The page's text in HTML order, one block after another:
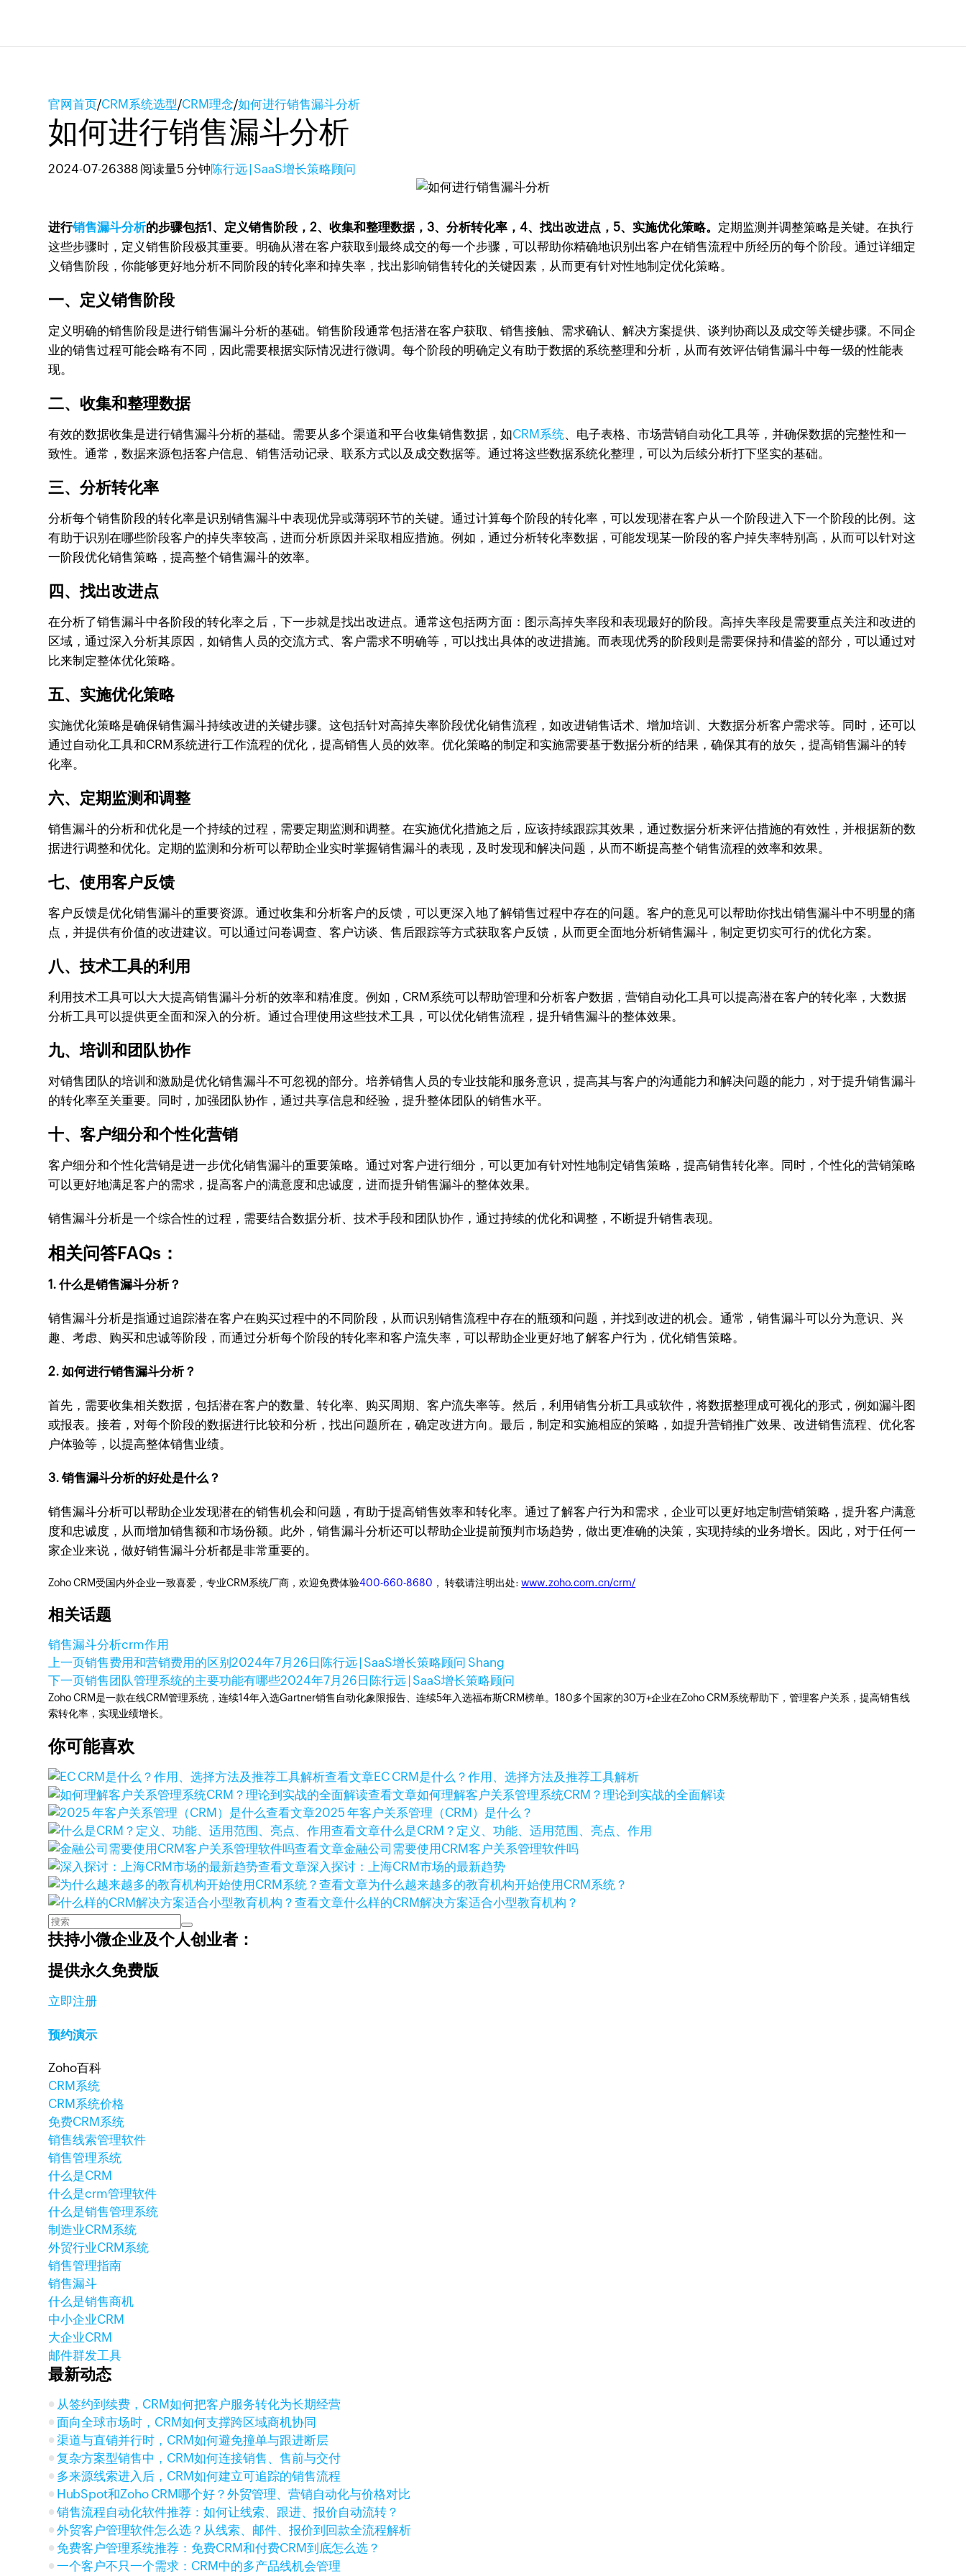
官网首页/CRM系统选型/CRM理念/如何进行销售漏斗分析
如何进行销售漏斗分析
2024-07-26388 阅读量5 分钟陈行远 | SaaS增长策略顾问
进行销售漏斗分析的步骤包括1、定义销售阶段，2、收集和整理数据，3、分析转化率，4、找出改进点，5、实施优化策略。 定期监测并调整策略是关键。在执行
这些步骤时，定义销售阶段极其重要。明确从潜在客户获取到最终成交的每一个步骤，可以帮助你精确地识别出客户在销售流程中所经历的每个阶段。通过详细定
义销售阶段，你能够更好地分析不同阶段的转化率和掉失率，找出影响销售转化的关键因素，从而更有针对性地制定优化策略。
一、定义销售阶段
定义明确的销售阶段是进行销售漏斗分析的基础。销售阶段通常包括潜在客户获取、销售接触、需求确认、解决方案提供、谈判协商以及成交等关键步骤。不同企
业的销售过程可能会略有不同，因此需要根据实际情况进行微调。每个阶段的明确定义有助于数据的系统整理和分析，从而有效评估销售漏斗中每一级的性能表
现。
二、收集和整理数据
有效的数据收集是进行销售漏斗分析的基础。需要从多个渠道和平台收集销售数据，如CRM系统、电子表格、市场营销自动化工具等，并确保数据的完整性和一
致性。通常，数据来源包括客户信息、销售活动记录、联系方式以及成交数据等。通过将这些数据系统化整理，可以为后续分析打下坚实的基础。
三、分析转化率
分析每个销售阶段的转化率是识别销售漏斗中表现优异或薄弱环节的关键。通过计算每个阶段的转化率，可以发现潜在客户从一个阶段进入下一个阶段的比例。这
有助于识别在哪些阶段客户的掉失率较高，进而分析原因并采取相应措施。例如，通过分析转化率数据，可能发现某一阶段的客户掉失率特别高，从而可以针对这
一阶段优化销售策略，提高整个销售漏斗的效率。
四、找出改进点
在分析了销售漏斗中各阶段的转化率之后，下一步就是找出改进点。通常这包括两方面：图示高掉失率段和表现最好的阶段。高掉失率段是需要重点关注和改进的
区域，通过深入分析其原因，如销售人员的交流方式、客户需求不明确等，可以找出具体的改进措施。而表现优秀的阶段则是需要保持和借鉴的部分，可以通过对
比来制定整体优化策略。
五、实施优化策略
实施优化策略是确保销售漏斗持续改进的关键步骤。这包括针对高掉失率阶段优化销售流程，如改进销售话术、增加培训、大数据分析客户需求等。同时，还可以
通过自动化工具和CRM系统进行工作流程的优化，提高销售人员的效率。优化策略的制定和实施需要基于数据分析的结果，确保其有的放矢，提高销售漏斗的转
化率。
六、定期监测和调整
销售漏斗的分析和优化是一个持续的过程，需要定期监测和调整。在实施优化措施之后，应该持续跟踪其效果，通过数据分析来评估措施的有效性，并根据新的数
据进行调整和优化。定期的监测和分析可以帮助企业实时掌握销售漏斗的表现，及时发现和解决问题，从而不断提高整个销售流程的效率和效果。
七、使用客户反馈
客户反馈是优化销售漏斗的重要资源。通过收集和分析客户的反馈，可以更深入地了解销售过程中存在的问题。客户的意见可以帮助你找出销售漏斗中不明显的痛
点，并提供有价值的改进建议。可以通过问卷调查、客户访谈、售后跟踪等方式获取客户反馈，从而更全面地分析销售漏斗，制定更切实可行的优化方案。
八、技术工具的利用
利用技术工具可以大大提高销售漏斗分析的效率和精准度。例如，CRM系统可以帮助管理和分析客户数据，营销自动化工具可以提高潜在客户的转化率，大数据
分析工具可以提供更全面和深入的分析。通过合理使用这些技术工具，可以优化销售流程，提升销售漏斗的整体效果。
九、培训和团队协作
对销售团队的培训和激励是优化销售漏斗不可忽视的部分。培养销售人员的专业技能和服务意识，提高其与客户的沟通能力和解决问题的能力，对于提升销售漏斗
的转化率至关重要。同时，加强团队协作，通过共享信息和经验，提升整体团队的销售水平。
十、客户细分和个性化营销
客户细分和个性化营销是进一步优化销售漏斗的重要策略。通过对客户进行细分，可以更加有针对性地制定销售策略，提高销售转化率。同时，个性化的营销策略
可以更好地满足客户的需求，提高客户的满意度和忠诚度，进而提升销售漏斗的整体效果。
销售漏斗分析是一个综合性的过程，需要结合数据分析、技术手段和团队协作，通过持续的优化和调整，不断提升销售表现。
相关问答FAQs：
1. 什么是销售漏斗分析？
销售漏斗分析是指通过追踪潜在客户在购买过程中的不同阶段，从而识别销售流程中存在的瓶颈和问题，并找到改进的机会。通常，销售漏斗可以分为意识、兴
趣、考虑、购买和忠诚等阶段，而通过分析每个阶段的转化率和客户流失率，可以帮助企业更好地了解客户行为，优化销售策略。
2. 如何进行销售漏斗分析？
首先，需要收集相关数据，包括潜在客户的数量、转化率、购买周期、客户流失率等。然后，利用销售分析工具或软件，将数据整理成可视化的形式，例如漏斗图
或报表。接着，对每个阶段的数据进行比较和分析，找出问题所在，确定改进方向。最后，制定和实施相应的策略，如提升营销推广效果、改进销售流程、优化客
户体验等，以提高整体销售业绩。
3. 销售漏斗分析的好处是什么？
销售漏斗分析可以帮助企业发现潜在的销售机会和问题，有助于提高销售效率和转化率。通过了解客户行为和需求，企业可以更好地定制营销策略，提升客户满意
度和忠诚度，从而增加销售额和市场份额。此外，销售漏斗分析还可以帮助企业提前预判市场趋势，做出更准确的决策，实现持续的业务增长。因此，对于任何一
家企业来说，做好销售漏斗分析都是非常重要的。
Zoho CRM受国内外企业一致喜爱，专业CRM系统厂商，欢迎免费体验400-660-8680 ， 转载请注明出处:www.zoho.com.cn/crm/
相关话题
销售漏斗分析crm作用
上一页销售费用和营销费用的区别2024年7月26日 陈行远 | SaaS增长策略顾问 Shang
下一页销售团队管理系统的主要功能有哪些2024年7月26日 陈行远 | SaaS增长策略顾问
Zoho CRM是一款在线CRM管理系统，连续14年入选Gartner销售自动化象限报告、连续5年入选福布斯CRM榜单。180多个国家的30万+企业在Zoho CRM系统帮助下，管理客户关系，提高销售线
索转化率，实现业绩增长。
你可能喜欢
查看文章EC CRM是什么？作用、选择方法及推荐工具解析
查看文章如何理解客户关系管理系统CRM？理论到实战的全面解读
查看文章2025 年客户关系管理（CRM）是什么？
查看文章什么是CRM？定义、功能、适用范围、亮点、作用
查看文章金融公司需要使用CRM客户关系管理软件吗
查看文章深入探讨：上海CRM市场的最新趋势
查看文章为什么越来越多的教育机构开始使用CRM系统？
查看文章什么样的CRM解决方案适合小型教育机构？
扶持小微企业及个人创业者：
提供永久免费版
立即注册
预约演示
Zoho百科
CRM系统
CRM系统价格
免费CRM系统
销售线索管理软件
销售管理系统
什么是CRM
什么是crm管理软件
什么是销售管理系统
制造业CRM系统
外贸行业CRM系统
销售管理指南
销售漏斗
什么是销售商机
中小企业CRM
大企业CRM
邮件群发工具
最新动态
从签约到续费，CRM如何把客户服务转化为长期经营
面向全球市场时，CRM如何支撑跨区域商机协同
渠道与直销并行时，CRM如何避免撞单与跟进断层
复杂方案型销售中，CRM如何连接销售、售前与交付
多来源线索进入后，CRM如何建立可追踪的销售流程
HubSpot和Zoho CRM哪个好？外贸管理、营销自动化与价格对比
销售流程自动化软件推荐：如何让线索、跟进、报价自动流转？
外贸客户管理软件怎么选？从线索、邮件、报价到回款全流程解析
免费客户管理系统推荐：免费CRM和付费CRM到底怎么选？
一个客户不只一个需求：CRM中的多产品线机会管理